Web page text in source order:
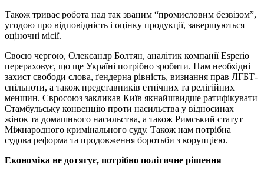
Також триває робота над так званим “промисловим безвізом”,
угодою про відповідність і оцінку продукції, завершуються
оціночні місії.
Своєю чергою, Олександр Болтян, аналітик компанії Esperio
перераховує, що ще Україні потрібно зробити. Нам необхідні
захист свободи слова, ґендерна рівність, визнання прав ЛГБТ-
спільноти, а також представників етнічних та релігійних
меншин. Євросоюз закликав Київ якнайшвидше ратифікувати
Стамбульську конвенцію проти насильства у відносинах
жінок та домашнього насильства, а також Римський статут
Міжнародного кримінального суду. Також нам потрібна
судова реформа та продовження боротьби з корупцією.
Економіка не дотягує, потрібно політичне рішення